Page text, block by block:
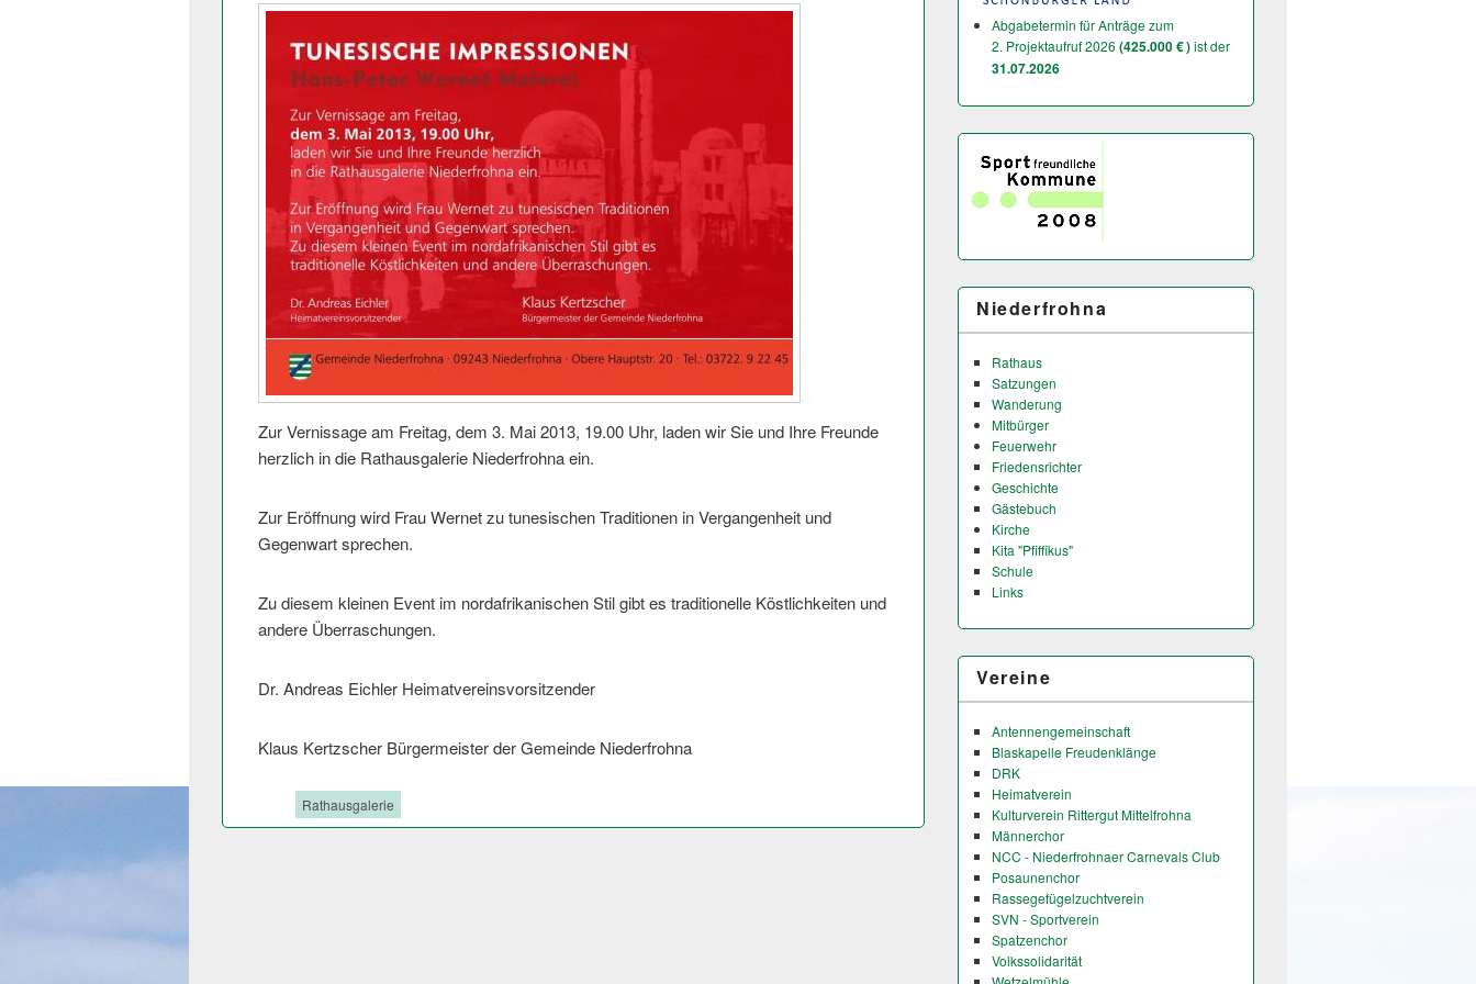
Zur Vernissage am Freitag, dem 3. Mai 2013, 19.00 Uhr, laden wir Sie und Ihre Freunde
herzlich in die Rathausgalerie Niederfrohna ein.
Zur Eröffnung wird Frau Wernet zu tunesischen Traditionen in Vergangenheit und
Gegenwart sprechen.
Zu diesem kleinen Event im nordafrikanischen Stil gibt es traditionelle Köstlichkeiten und
andere Überraschungen.
Dr. Andreas Eichler Heimatvereinsvor­sitzender
Klaus Kertzscher Bürgermeister der Gemeinde Niederfrohna
Rathausgalerie
Abgabetermin für Anträge zum
2. Projektaufruf 2026 (425.000 € )ist der
31.07.2026
Niederfrohna
Rathaus
Satzungen
Wanderung
Mitbürger
Feuerwehr
Friedensrichter
Geschichte
Gästebuch
Kirche
Kita "Pfiffikus"
Schule
Links
Vereine
Antennengemeinschaft
Blaskapelle Freudenklänge
DRK
Heimatverein
Kulturverein Rittergut Mittelfrohna
Männerchor
NCC - Niederfrohnaer Carnevals Club
Posaunenchor
Rassegefügelzuchtverein
SVN - Sportverein
Spatzenchor
Volkssolidarität